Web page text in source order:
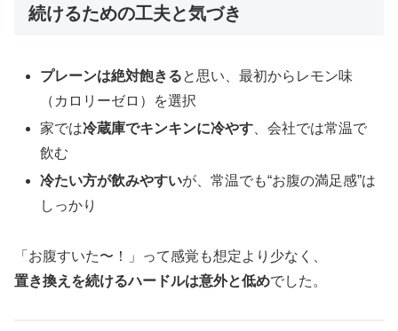
続けるための工夫と気づき
プレーンは絶対飽きると思い、最初からレモン味
（カロリーゼロ）を選択
家では冷蔵庫でキンキンに冷やす 、会社では常温で
飲む
冷たい方が飲みやすいが、常温でも“お腹の満足感”は
しっかり
「お腹すいた〜！」って感覚も想定より少なく、
置き換えを続けるハードルは意外と低めでした。